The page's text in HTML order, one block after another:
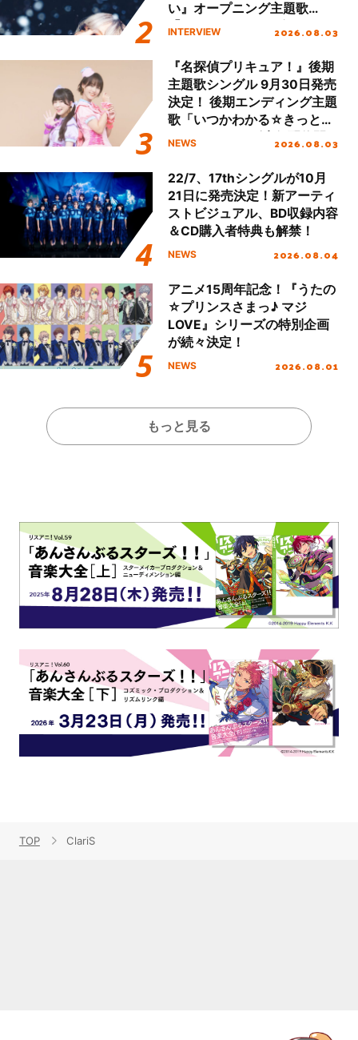
い』オープニング主題歌
「Amore」インタビュー
INTERVIEW 2026.08.03
『名探偵プリキュア！』後期
主題歌シングル 9月30日発売
決定！ 後期エンディング主題
歌「いつかわかる☆きっとあ
える」TVサイズ先行配信開
NEWS 2026.08.03
22/7、17thシングルが10月
21日に発売決定！新アーティ
ストビジュアル、BD収録内容
＆CD購入者特典も解禁！
NEWS 2026.08.04
アニメ15周年記念！『うたの
☆プリンスさまっ♪ マジ
LOVE』シリーズの特別企画
が続々決定！
NEWS 2026.08.01
もっと見る
TOP ClariS